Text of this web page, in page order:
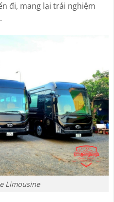
đi, mang lại trải nghiệm
Limousine